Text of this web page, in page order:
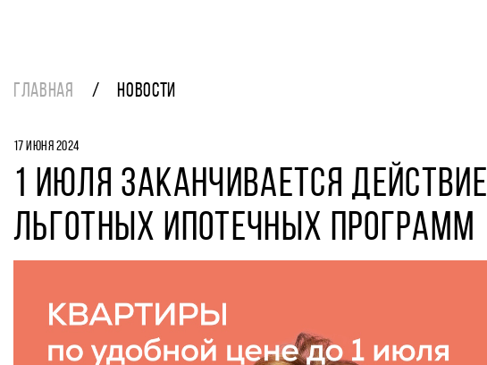
ГЛАВНАЯ НОВОСТИ
17 ИЮНЯ 2024
1 ИЮЛЯ ЗАКАНЧИВАЕТСЯ ДЕЙСТВИЕ
ЛЬГОТНЫХ ИПОТЕЧНЫХ ПРОГРАММ